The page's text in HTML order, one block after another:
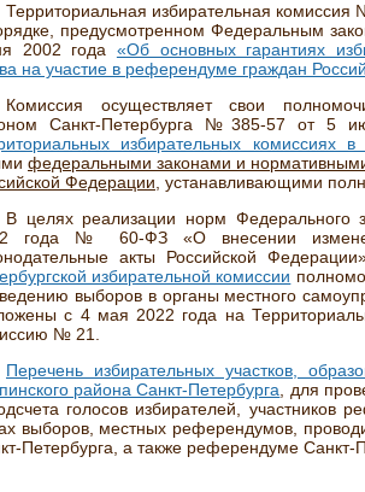
Территориальная избирательная
предусмотренном Федеральным
2002 года «Об основных гарантиях
на участие в референдуме граждан
Комиссия осуществляет свои
Санкт-Петербурга №385-57 от 5
избирательных комиссиях в
федеральными законами и
Федерации, устанавливающими
В целях реализации норм Федерального
года № 60-ФЗ «О внесении
акты Российской
избирательной комиссии
выборов в органы местного
с 4 мая 2022 года на
№ 21.
Перечень избирательных участков,
района Санкт-Петербурга, для
голосов избирателей, участников
выборов, местных референдумов,
Петербурга, а также референдуме Санкт-